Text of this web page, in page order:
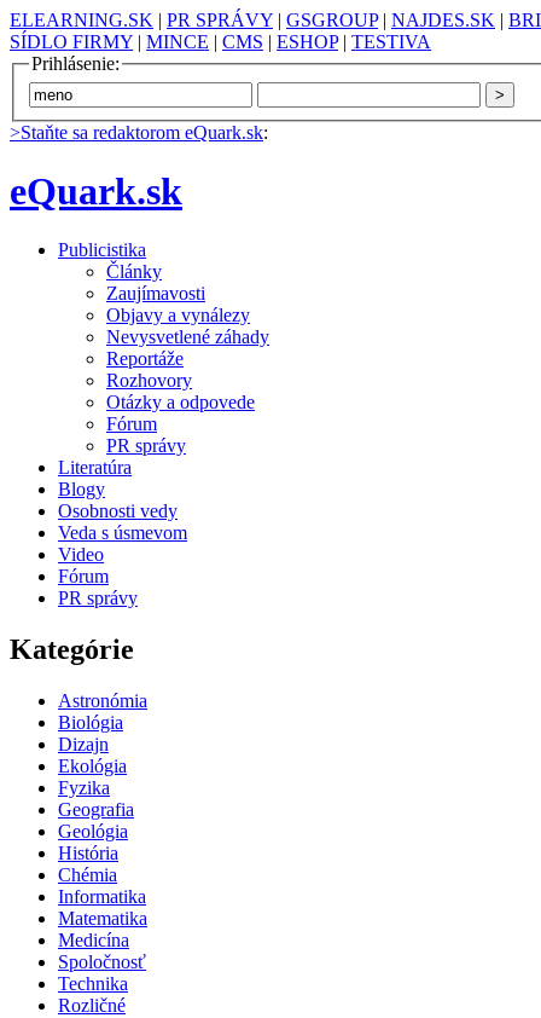
ELEARNING.SK | PR SPRÁVY | GSGROUP| NAJDES.SK |
SÍDLO FIRMY | MINCE | CMS | ESHOP| TESTIVA
Prihlásenie:
>Staňte sa redaktorom eQuark.sk:
eQuark.sk
Publicistika
Články
Zaujímavosti
Objavy a vynálezy
Nevysvetlené záhady
Reportáže
Rozhovory
Otázky a odpovede
Fórum
PR správy
Literatúra
Blogy
Osobnosti vedy
Veda s úsmevom
Video
Fórum
PR správy
Kategórie
Astronómia
Biológia
Dizajn
Ekológia
Fyzika
Geografia
Geológia
História
Chémia
Informatika
Matematika
Medicína
Spoločnosť
Technika
Rozličné